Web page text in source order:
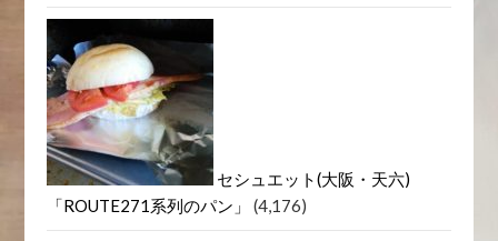
セシュエット(大阪・天六)
「ROUTE271系列のパン」
(4,176)